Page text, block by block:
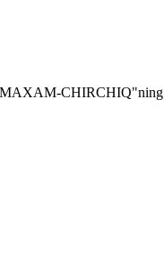
"MAXAM-CHIRCHIQ"ning